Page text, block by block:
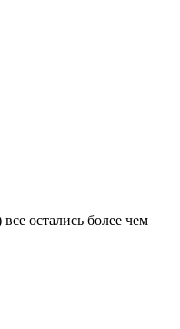
остались более чем